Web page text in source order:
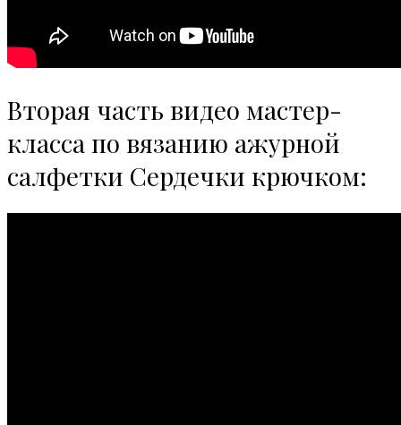
Вторая часть видео мастер-
класса по вязанию ажурной
салфетки Сердечки крючком: